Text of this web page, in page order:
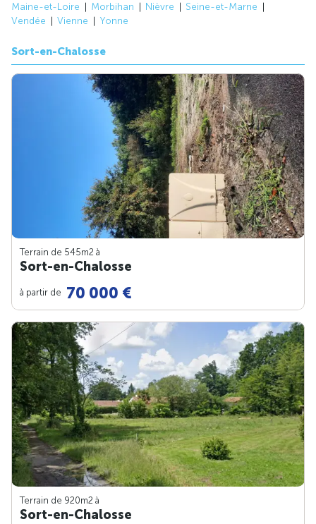
Maine-et-Loire
Morbihan Nièvre
Seine-et-Marne
Vendée
Vienne Yonne
Sort-en-Chalosse
Terrain de 545m2 à
Sort-en-Chalosse
à partir de 70 000 €
Terrain de 920m2 à
Sort-en-Chalosse